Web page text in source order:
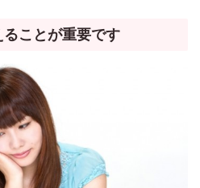
ことが重要です